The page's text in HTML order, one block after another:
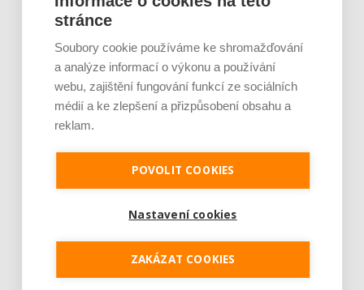
v jednotlivých členských
zemích příliš neliší. Přesto
například v Německu, na
rozdíl od Česka a Polska,
PPP projekty na výstavbu a
provoz německých dálnic
tvoří obrovský podíl na
Odborníci se však shodují,
zakázek formou PPP
projektů přibývat i v Česku.
stránce
Soubory cookie používáme ke shromažďování
a analýze informací o výkonu a používání
webu, zajištění fungování funkcí ze sociálních
médií a ke zlepšení a přizpůsobení obsahu a
reklam.
POVOLIT COOKIES
Nastavení cookies
ZAKÁZAT COOKIES